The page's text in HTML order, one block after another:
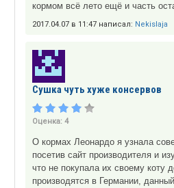
кормом всё лето ещё и часть
2017.04.07 в 11:47 написал: Nekislaja
Сушка чуть хуже консервов
Оценка: 4
О кормах Леонардо я узнала
посетив сайт производителя и
что не покупала их своему коту
производятся в Германии,